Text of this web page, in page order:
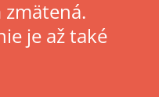
je až také